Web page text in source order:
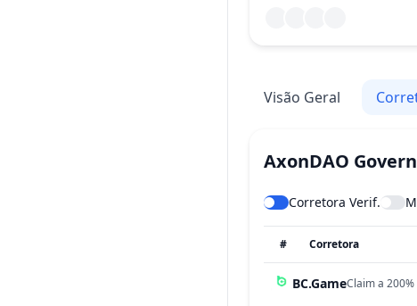
Visão Geral
AxonDAO
Corretora Verif.
# Corretora
BC.GameClaim a